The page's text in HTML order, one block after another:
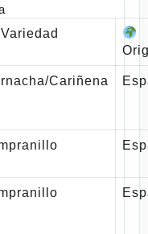
Variedad
Cariñena